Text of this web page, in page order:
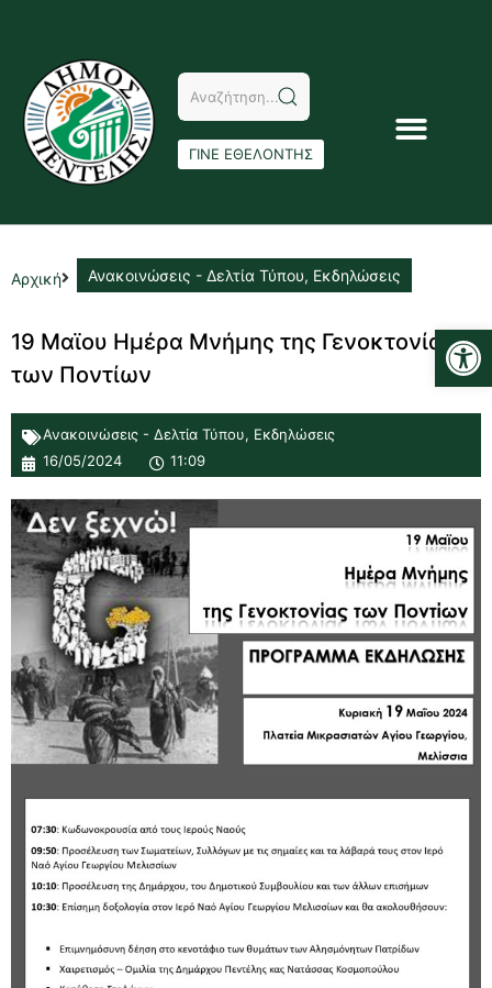
ΓΙΝΕ ΕΘΕΛΟΝΤΗΣ
Αρχική Ανακοινώσεις - Δελτία Τύπου, Εκδηλώσεις
19 Μαϊου Ημέρα Μνήμης της Γενοκτονίας
των Ποντίων
Ανακοινώσεις - Δελτία Τύπου, Εκδηλώσεις
16/05/2024
11:09